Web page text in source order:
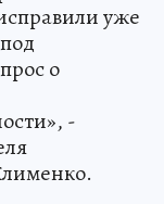
уже
о
-